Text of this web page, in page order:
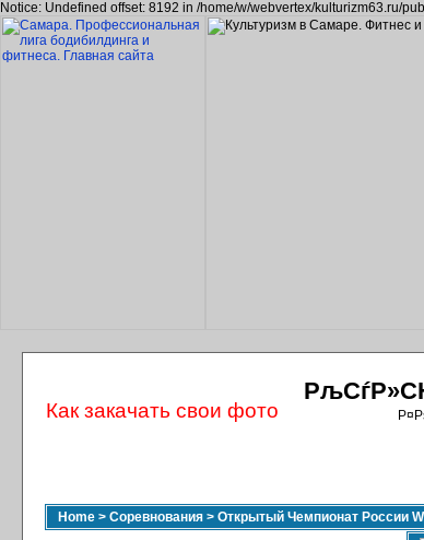
Notice: Undefined offset: 8192 in /home/w/webvertex/kulturizm63.ru/
Home > Соревнования > Открытый Чемпионат России
Как закачать свои фото